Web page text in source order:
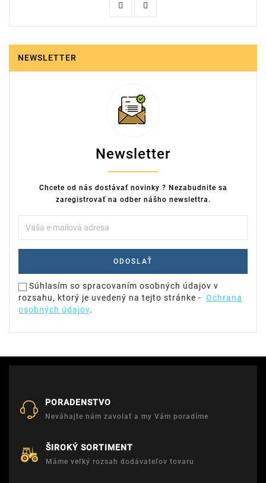
NEWSLETTER
Newsletter
Chcete od nás dostávať novinky ? Nezabudnite sa
zaregistrovať na odber nášho newslettra.
Súhlasím so spracovaním osobných údajov v
rozsahu, ktorý je uvedený na tejto stránke - Ochrana
osobných údajov.
PORADENSTVO
Neváhajte nám zavolať a my Vám poradíme
ŠIROKÝ SORTIMENT
Máme veľký rozsah dodávateľov tovaru